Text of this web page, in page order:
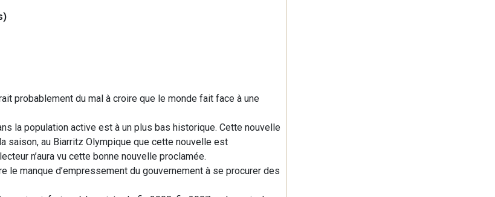
probablement du mal à croire que le monde fait face à une
la population active est à un plus bas historique. Cette nouvelle
saison, au Biarritz Olympique que cette nouvelle est
n’aura vu cette bonne nouvelle proclamée.
manque d’empressement du gouvernement à se procurer des